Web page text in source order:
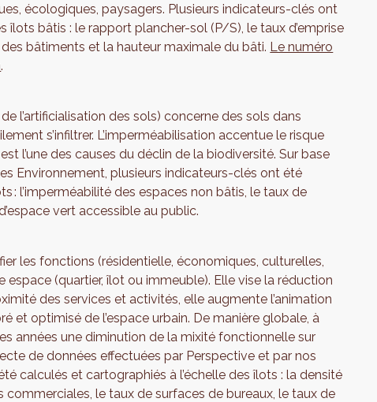
écologiques, paysagers. Plusieurs indicateurs-clés ont
îlots bâtis : le rapport plancher-sol (P/S), le taux d’emprise
bâtiments et la hauteur maximale du bâti. Le numéro
.
l’artificialisation des sols) concerne des sols dans
s’infiltrer. L’imperméabilisation accentue le risque
l’une des causes du déclin de la biodiversité. Sur base
Environnement, plusieurs indicateurs-clés ont été
: l’imperméabilité des espaces non bâtis, le taux de
vert accessible au public.
les fonctions (résidentielle, économiques, culturelles,
espace (quartier, îlot ou immeuble). Elle vise la réduction
des services et activités, elle augmente l’animation
et optimisé de l’espace urbain. De manière globale, à
années une diminution de la mixité fonctionnelle sur
de données effectuées par Perspective et par nos
calculés et cartographiés à l’échelle des îlots : la densité
le taux de surfaces de bureaux, le taux de